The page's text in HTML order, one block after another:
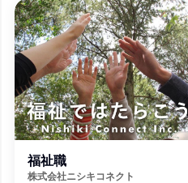
福祉職
株式会社ニシキコネクト